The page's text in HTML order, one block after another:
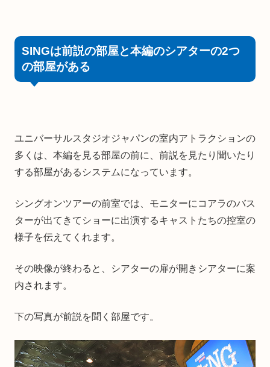
SINGは前説の部屋と本編のシアターの2つ
の部屋がある
ユニバーサルスタジオジャパンの室内アトラクションの
多くは、本編を見る部屋の前に、前説を見たり聞いたり
する部屋があるシステムになっています。
シングオンツアーの前室では、モニターにコアラのバス
ターが出てきてショーに出演するキャストたちの控室の
様子を伝えてくれます。
その映像が終わると、シアターの扉が開きシアターに案
内されます。
下の写真が前説を聞く部屋です。